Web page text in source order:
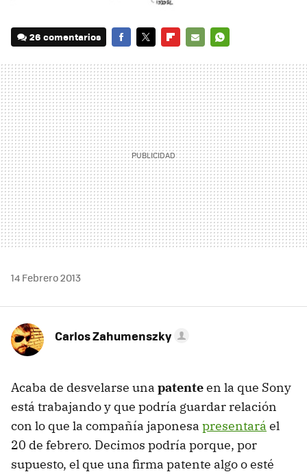
26 comentarios
MAIL
14 Febrero 2013
Carlos Zahumenszky
Acaba de desvelarse una patenteen la que Sony
está trabajando y que podría guardar relación
con lo que la compañía japonesa presentará el
20 de febrero. Decimos podría porque, por
supuesto, el que una firma patente algo o esté